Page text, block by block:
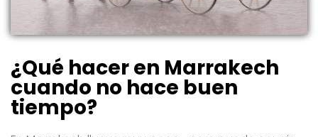
¿Qué hacer en Marrakech
cuando no hace buen
tiempo?